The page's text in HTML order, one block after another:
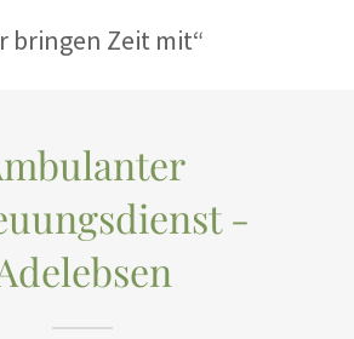
bringen Zeit mit“
-